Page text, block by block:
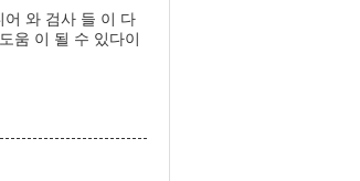
어 와 검사 들 이 다
움 이 될 수 있다이